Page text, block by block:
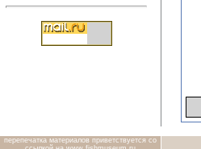
перепечатка материалов приветствуется со